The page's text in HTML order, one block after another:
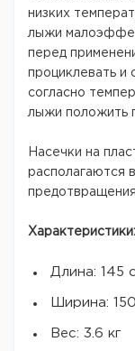
низких
лыжи
перед
проциклевать и
согласно
лыжи положить
Насечки на
располагаются
предотвращения
Характеристики:
Длина: 145
Ширина:
Вес: 3.6 кг